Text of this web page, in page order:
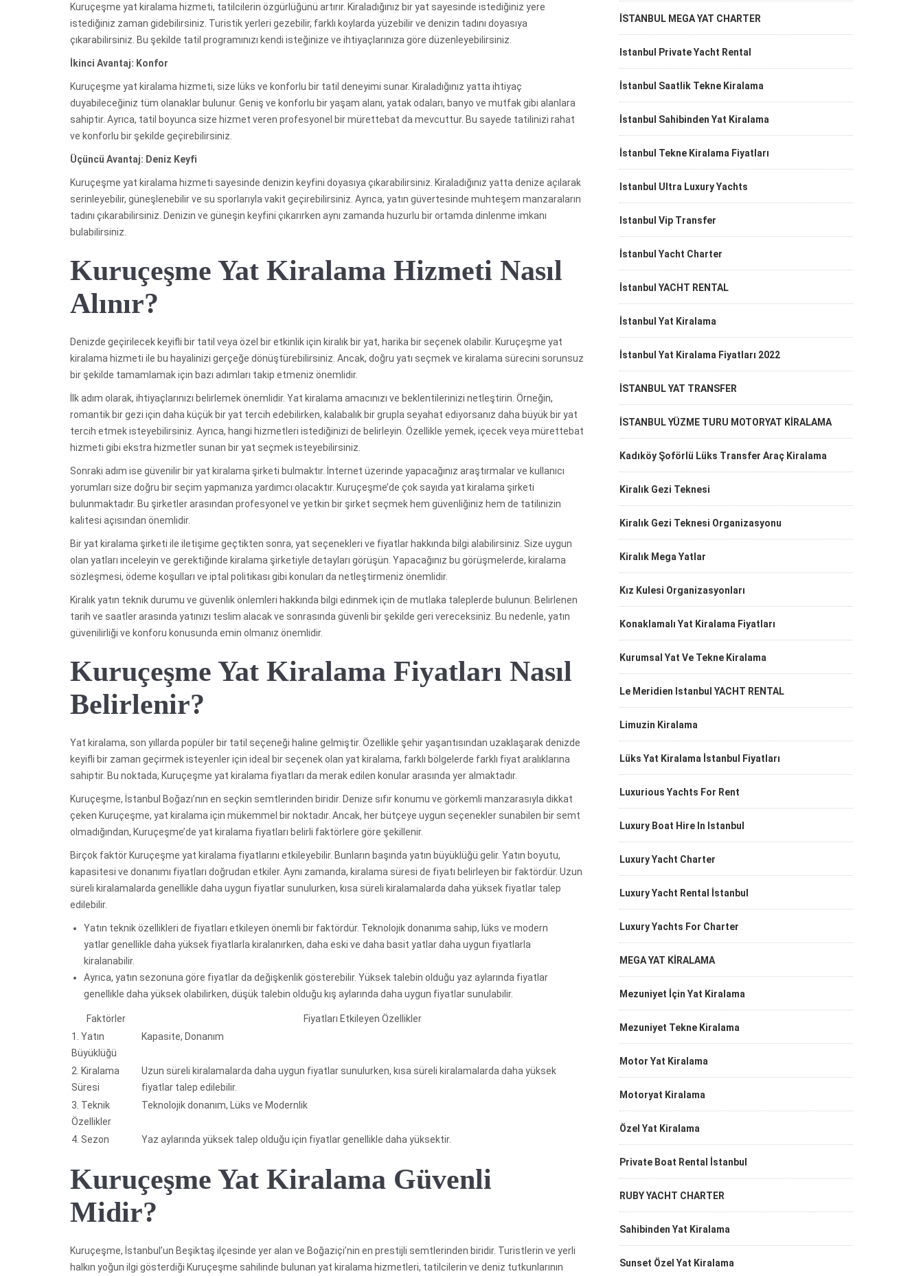
Kuruçeşme yat kiralama hizmeti, tatilcilerin özgürlüğünü artırır. Kiraladığınız bir yat sayesinde istediğiniz yere
istediğiniz zaman gidebilirsiniz. Turistik yerleri gezebilir, farklı koylarda yüzebilir ve denizin tadını doyasıya
çıkarabilirsiniz. Bu şekilde tatil programınızı kendi isteğinize ve ihtiyaçlarınıza göre düzenleyebilirsiniz.
İkinci Avantaj: Konfor
Kuruçeşme yat kiralama hizmeti, size lüks ve konforlu bir tatil deneyimi sunar. Kiraladığınız yatta ihtiyaç
duyabileceğiniz tüm olanaklar bulunur. Geniş ve konforlu bir yaşam alanı, yatak odaları, banyo ve mutfak gibi alanlara
sahiptir. Ayrıca, tatil boyunca size hizmet veren profesyonel bir mürettebat da mevcuttur. Bu sayede tatilinizi rahat
ve konforlu bir şekilde geçirebilirsiniz.
Üçüncü Avantaj: Deniz Keyfi
Kuruçeşme yat kiralama hizmeti sayesinde denizin keyfini doyasıya çıkarabilirsiniz. Kiraladığınız yatta denize açılarak
serinleyebilir, güneşlenebilir ve su sporlarıyla vakit geçirebilirsiniz. Ayrıca, yatın güvertesinde muhteşem manzaraların
tadını çıkarabilirsiniz. Denizin ve güneşin keyfini çıkarırken aynı zamanda huzurlu bir ortamda dinlenme imkanı
bulabilirsiniz.
Kuruçeşme Yat Kiralama Hizmeti Nasıl
Alınır?
Denizde geçirilecek keyifli bir tatil veya özel bir etkinlik için kiralık bir yat, harika bir seçenek olabilir. Kuruçeşme yat
kiralama hizmeti ile bu hayalinizi gerçeğe dönüştürebilirsiniz. Ancak, doğru yatı seçmek ve kiralama sürecini sorunsuz
bir şekilde tamamlamak için bazı adımları takip etmeniz önemlidir.
İlk adım olarak, ihtiyaçlarınızı belirlemek önemlidir. Yat kiralama amacınızı ve beklentilerinizi netleştirin. Örneğin,
romantik bir gezi için daha küçük bir yat tercih edebilirken, kalabalık bir grupla seyahat ediyorsanız daha büyük bir yat
tercih etmek isteyebilirsiniz. Ayrıca, hangi hizmetleri istediğinizi de belirleyin. Özellikle yemek, içecek veya mürettebat
hizmeti gibi ekstra hizmetler sunan bir yat seçmek isteyebilirsiniz.
Sonraki adım ise güvenilir bir yat kiralama şirketi bulmaktır. İnternet üzerinde yapacağınız araştırmalar ve kullanıcı
yorumları size doğru bir seçim yapmanıza yardımcı olacaktır. Kuruçeşme’de çok sayıda yat kiralama şirketi
bulunmaktadır. Bu şirketler arasından profesyonel ve yetkin bir şirket seçmek hem güvenliğiniz hem de tatilinizin
kalitesi açısından önemlidir.
Bir yat kiralama şirketi ile iletişime geçtikten sonra, yat seçenekleri ve fiyatlar hakkında bilgi alabilirsiniz. Size uygun
olan yatları inceleyin ve gerektiğinde kiralama şirketiyle detayları görüşün. Yapacağınız bu görüşmelerde, kiralama
sözleşmesi, ödeme koşulları ve iptal politikası gibi konuları da netleştirmeniz önemlidir.
Kiralık yatın teknik durumu ve güvenlik önlemleri hakkında bilgi edinmek için de mutlaka taleplerde bulunun. Belirlenen
tarih ve saatler arasında yatınızı teslim alacak ve sonrasında güvenli bir şekilde geri vereceksiniz. Bu nedenle, yatın
güvenilirliği ve konforu konusunda emin olmanız önemlidir.
Kuruçeşme Yat Kiralama Fiyatları Nasıl
Belirlenir?
Yat kiralama, son yıllarda popüler bir tatil seçeneği haline gelmiştir. Özellikle şehir yaşantısından uzaklaşarak denizde
keyifli bir zaman geçirmek isteyenler için ideal bir seçenek olan yat kiralama, farklı bölgelerde farklı fiyat aralıklarına
sahiptir. Bu noktada, Kuruçeşme yat kiralama fiyatları da merak edilen konular arasında yer almaktadır.
Kuruçeşme, İstanbul Boğazı’nın en seçkin semtlerinden biridir. Denize sıfır konumu ve görkemli manzarasıyla dikkat
çeken Kuruçeşme, yat kiralama için mükemmel bir noktadır. Ancak, her bütçeye uygun seçenekler sunabilen bir semt
olmadığından, Kuruçeşme’de yat kiralama fiyatları belirli faktörlere göre şekillenir.
Birçok faktör Kuruçeşme yat kiralama fiyatlarını etkileyebilir. Bunların başında yatın büyüklüğü gelir. Yatın boyutu,
kapasitesi ve donanımı fiyatları doğrudan etkiler. Aynı zamanda, kiralama süresi de fiyatı belirleyen bir faktördür. Uzun
süreli kiralamalarda genellikle daha uygun fiyatlar sunulurken, kısa süreli kiralamalarda daha yüksek fiyatlar talep
edilebilir.
Yatın teknik özellikleri de fiyatları etkileyen önemli bir faktördür. Teknolojik donanıma sahip, lüks ve modern
yatlar genellikle daha yüksek fiyatlarla kiralanırken, daha eski ve daha basit yatlar daha uygun fiyatlarla
kiralanabilir.
Ayrıca, yatın sezonuna göre fiyatlar da değişkenlik gösterebilir. Yüksek talebin olduğu yaz aylarında fiyatlar
genellikle daha yüksek olabilirken, düşük talebin olduğu kış aylarında daha uygun fiyatlar sunulabilir.
Faktörler
Fiyatları Etkileyen Özellikler
1. Yatın
Büyüklüğü
Kapasite, Donanım
2. Kiralama
Süresi
Uzun süreli kiralamalarda daha uygun fiyatlar sunulurken, kısa süreli kiralamalarda daha yüksek
fiyatlar talep edilebilir.
3. Teknik
Özellikler
Teknolojik donanım, Lüks ve Modernlik
4. Sezon Yaz aylarında yüksek talep olduğu için fiyatlar genellikle daha yüksektir.
Kuruçeşme Yat Kiralama Güvenli
Midir?
Kuruçeşme, İstanbul’un Beşiktaş ilçesinde yer alan ve Boğaziçi’nin en prestijli semtlerinden biridir. Turistlerin ve yerli
halkın yoğun ilgi gösterdiği Kuruçeşme sahilinde bulunan yat kiralama hizmetleri, tatilcilerin ve deniz tutkunlarının
İSTANBUL MEGA YAT CHARTER
Istanbul Private Yacht Rental
İstanbul Saatlik Tekne Kiralama
İstanbul Sahibinden Yat Kiralama
İstanbul Tekne Kiralama Fiyatları
Istanbul Ultra Luxury Yachts
Istanbul Vip Transfer
İstanbul Yacht Charter
İstanbul YACHT RENTAL
İstanbul Yat Kiralama
İstanbul Yat Kiralama Fiyatları 2022
İSTANBUL YAT TRANSFER
İSTANBUL YÜZME TURU MOTORYAT KİRALAMA
Kadıköy Şoförlü Lüks Transfer Araç Kiralama
Kiralık Gezi Teknesi
Kiralık Gezi Teknesi Organizasyonu
Kiralık Mega Yatlar
Kız Kulesi Organizasyonları
Konaklamalı Yat Kiralama Fiyatları
Kurumsal Yat Ve Tekne Kiralama
Le Meridien Istanbul YACHT RENTAL
Limuzin Kiralama
Lüks Yat Kiralama İstanbul Fiyatları
Luxurious Yachts For Rent
Luxury Boat Hire In Istanbul
Luxury Yacht Charter
Luxury Yacht Rental İstanbul
Luxury Yachts For Charter
MEGA YAT KİRALAMA
Mezuniyet İçin Yat Kiralama
Mezuniyet Tekne Kiralama
Motor Yat Kiralama
Motoryat Kiralama
Özel Yat Kiralama
Private Boat Rental İstanbul
RUBY YACHT CHARTER
Sahibinden Yat Kiralama
Sunset Özel Yat Kiralama